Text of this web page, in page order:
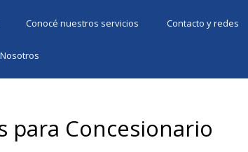
Conocé nuestros servicios Contacto y redes
Nosotros
para Concesionario